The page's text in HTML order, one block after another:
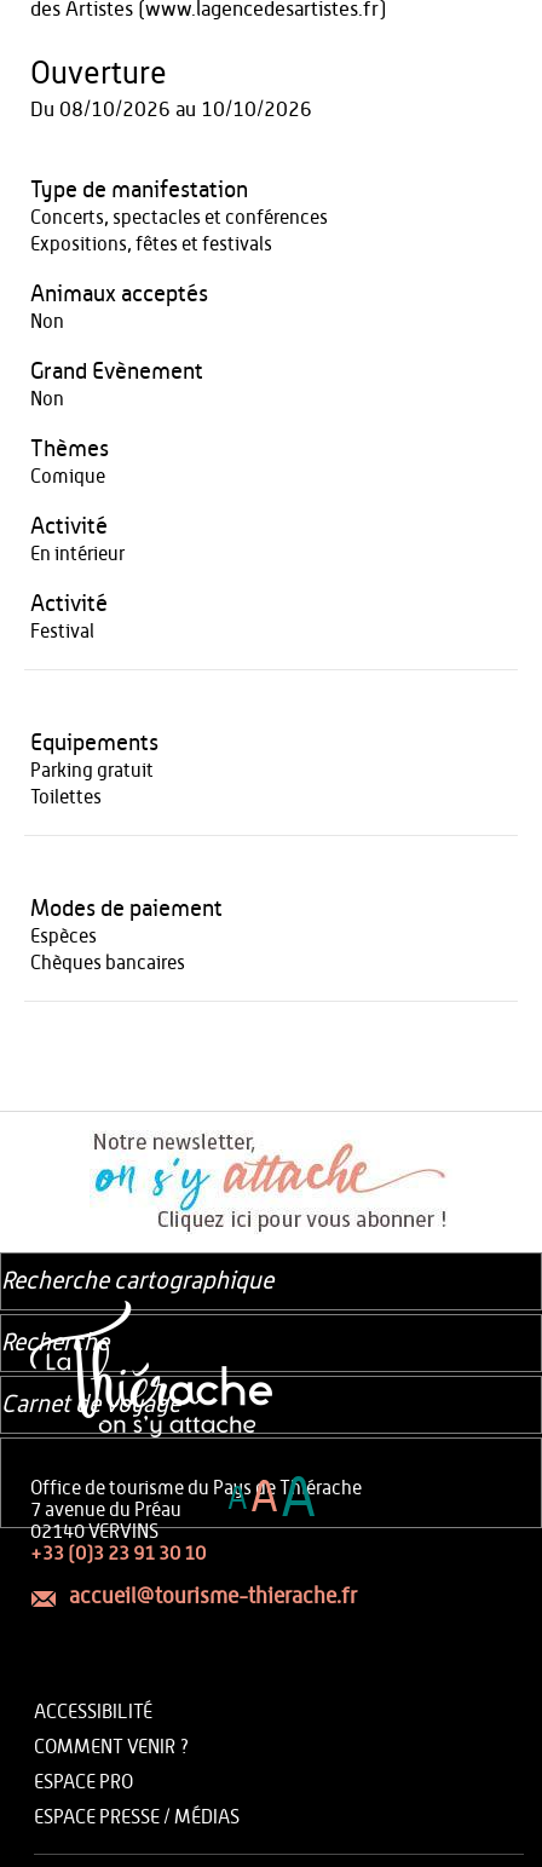
des Artistes (www.lagencedesartistes.fr)
Ouverture
Du 08/10/2026 au 10/10/2026
Type de manifestation
Concerts, spectacles et conférences
Expositions, fêtes et festivals
Animaux acceptés
Non
Grand Evènement
Non
Thèmes
Comique
Activité
En intérieur
Activité
Festival
Equipements
Parking gratuit
Toilettes
Modes de paiement
Espèces
Chèques bancaires
Office de tourisme du Pays de Thiérache
7 avenue du Préau
02140 VERVINS
+33 (0)3 23 91 30 10
accueil@tourisme-thierache.fr
ACCESSIBILITÉ
COMMENT VENIR ?
ESPACE PRO
ESPACE PRESSE / MÉDIAS
Recherche cartographique
Recherche
Carnet de voyage
AAA